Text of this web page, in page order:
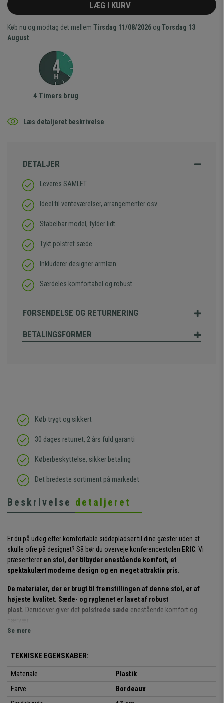
LÆG I KURV
Køb nu og modtag det mellem Tirsdag 11/08/2026 og Torsdag 13
August
4 Timers brug
Læs detaljeret beskrivelse
DETALJER
Leveres SAMLET
Ideel til venteværelser, arrangementer osv.
Stabelbar model, fylder lidt
Tykt polstret sæde
Inkluderer designer armlæn
Særdeles komfortabel og robust
FORSENDELSE OG RETURNERING
BETALINGSFORMER
Køb trygt og sikkert
30 dages returret, 2 års fuld garanti
Køberbeskyttelse, sikker betaling
Det bredeste sortiment på markedet
Beskrivelse detaljeret
Er du på udkig efter komfortable siddepladser til dine gæster uden at
skulle ofre på designet? Så bør du overveje konferencestolen ERIC . Vi
præsenterer en stol, der tilbyder enestående komfort, et
spektakulært moderne design og en meget attraktiv pris.
De materialer, der er brugt til fremstillingen af denne stol, er af
højeste kvalitet. Sæde- og ryglænet er lavet af robust
plast. Derudover giver det polstrede sæde enestående komfort og
høj kvalitet.
Det er værd at nævne, at dette er en meget praktisk og anvendelig
model
: Den kan bruges til møder, med kunder, i venteværelser,
kontorreceptioner, konferencer eller events osv. Desuden er det
Se mere
TEKNISKE EGENSKABER:
Materiale
Plastik
Farve
Bordeaux